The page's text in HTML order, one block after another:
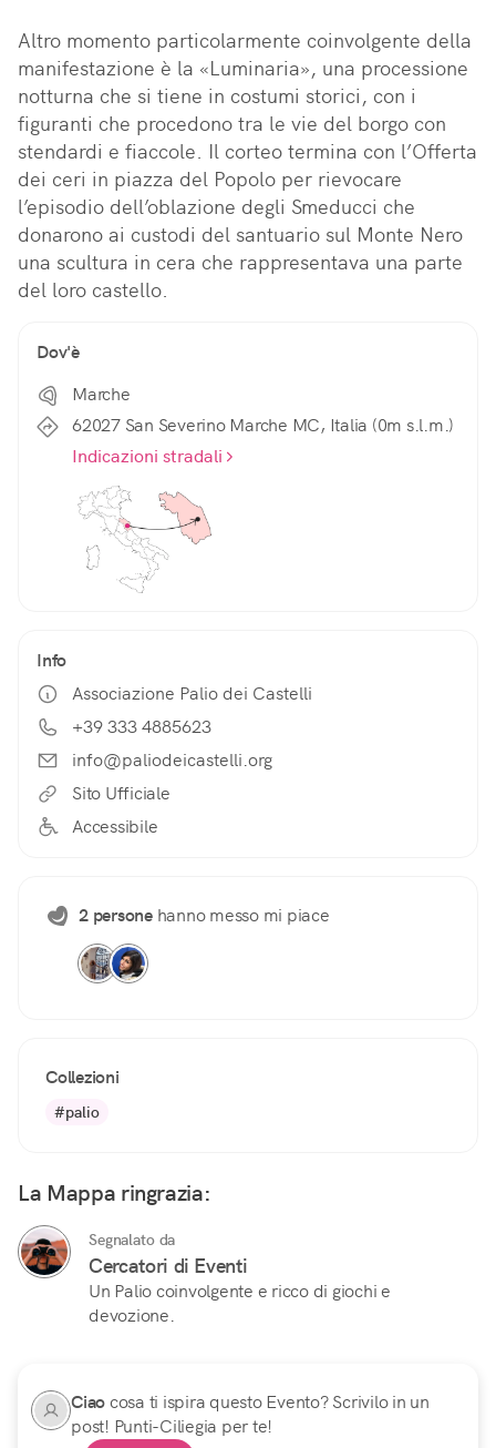
Altro momento particolarmente coinvolgente della
manifestazione è la «Luminaria», una processione
notturna che si tiene in costumi storici, con i
figuranti che procedono tra le vie del borgo con
stendardi e fiaccole. Il corteo termina con l’Offerta
dei ceri in piazza del Popolo per rievocare
l’episodio dell’oblazione degli Smeducci che
donarono ai custodi del santuario sul Monte Nero
una scultura in cera che rappresentava una parte
del loro castello.
Dov'è
Marche
62027 San Severino Marche MC, Italia (0m s.l.m.)
Indicazioni stradali
Info
Associazione Palio dei Castelli
+39 333 4885623
info@paliodeicastelli.org
Sito Ufficiale
Accessibile
2 personehanno messo mi piace
Collezioni
#palio
La Mappa ringrazia:
Segnalato da
Cercatori di Eventi
Un Palio coinvolgente e ricco di giochi e
devozione.
Ciaocosa ti ispira questo Evento? Scrivilo in un
post! Punti-Ciliegia per te!